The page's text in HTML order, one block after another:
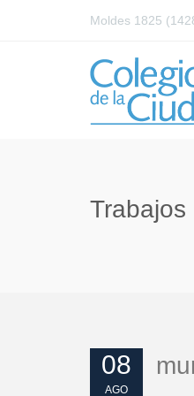
Moldes 1825
Trabajos
08
AGO